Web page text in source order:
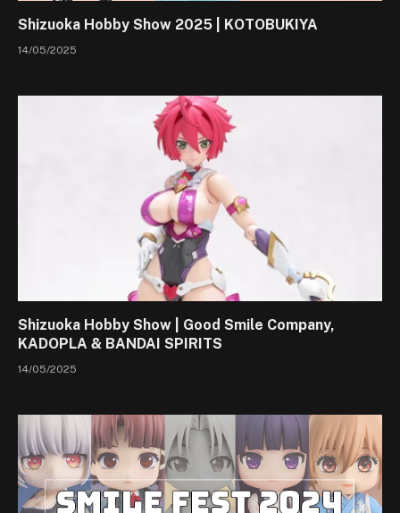
Shizuoka Hobby Show 2025 | KOTOBUKIYA
14/05/2025
Shizuoka Hobby Show | Good Smile Company,
KADOPLA & BANDAI SPIRITS
14/05/2025